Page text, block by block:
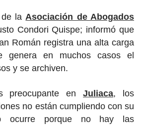
de laAsociación de Abogados
Condori Quispe; informó que
Román registra una alta carga
genera en muchos casos el
y se archiven.
preocupante enJuliaca, los
no están cumpliendo con su
ocurre porque no hay las